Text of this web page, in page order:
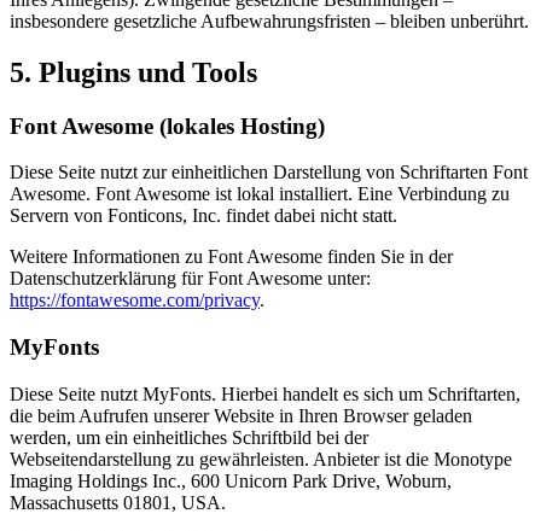
insbesondere gesetzliche Aufbewahrungsfristen – bleiben unberührt.
5. Plugins und Tools
Font Awesome (lokales Hosting)
Diese Seite nutzt zur einheitlichen Darstellung von Schriftarten Font
Awesome. Font Awesome ist lokal installiert. Eine Verbindung zu
Servern von Fonticons, Inc. findet dabei nicht statt.
Weitere Informationen zu Font Awesome finden Sie in der
Datenschutzerklärung für Font Awesome unter:
https://fontawesome.com/privacy.
MyFonts
Diese Seite nutzt MyFonts. Hierbei handelt es sich um Schriftarten,
die beim Aufrufen unserer Website in Ihren Browser geladen
werden, um ein einheitliches Schriftbild bei der
Webseitendarstellung zu gewährleisten. Anbieter ist die Monotype
Imaging Holdings Inc., 600 Unicorn Park Drive, Woburn,
Massachusetts 01801, USA.